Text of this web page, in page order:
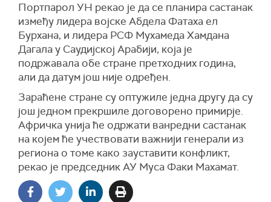
Портпарол УН рекао је да се планира састанак
између лидера војске Абдела Фатаха ел
Бурхана, и лидера РСФ Мухамеда Хамдана
Дагала у Саудијској Арабији, која је
подржавала обе стране претходних година,
али да датум још није одређен.
Зараћене стране су оптужиле једна другу да су
још једном прекршиле договорено примирје.
Афричка унија ће одржати ванредни састанак
на којем ће учествовати важнији генерали из
региона о томе како зауставити конфликт,
рекао је председник АУ Муса Факи Махамат.